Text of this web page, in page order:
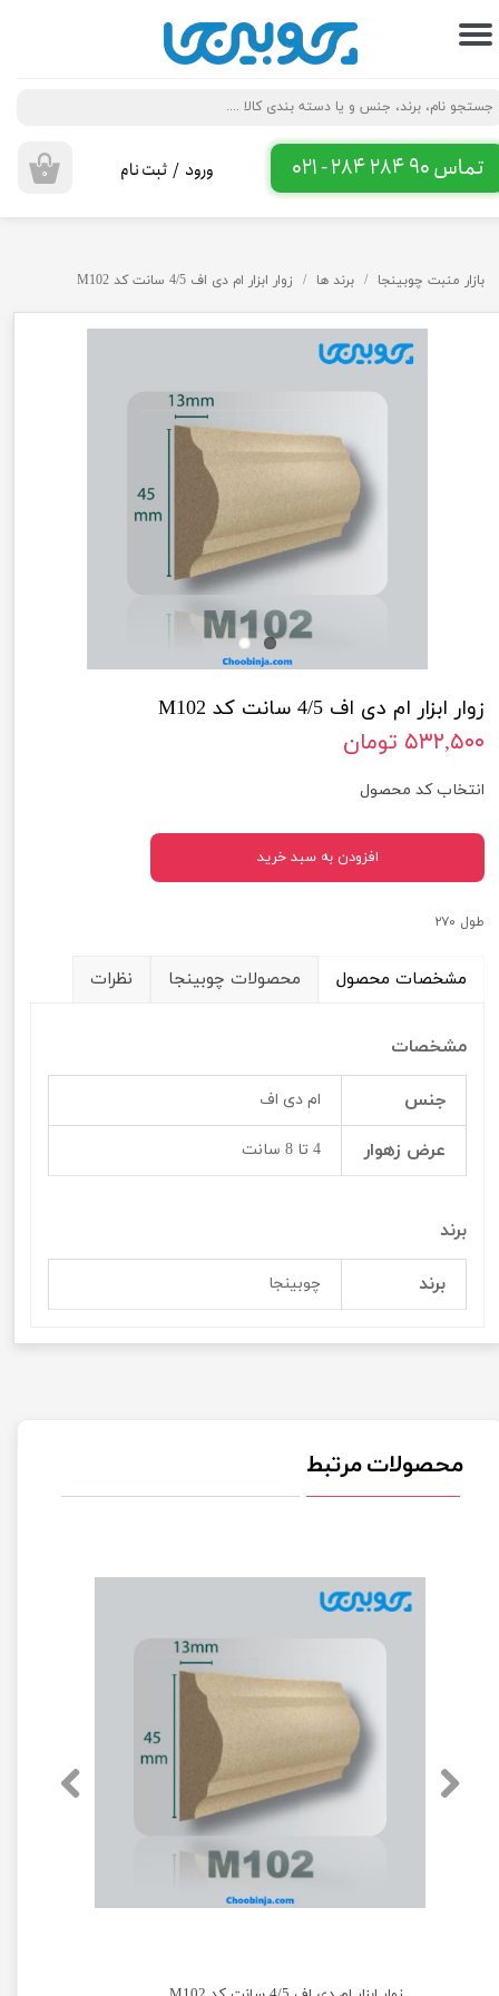
تماس 90 284 284 - 021 ۰ ورود / ثبت نام
حساب کاربری من
تغییر گذر واژه
سفارشات
خروج از حساب کاربری
بازار منبت چوبینجا برند ها زوار ابزار ام دی اف 4/5 سانت کد M102
زوار ابزار ام دی اف 4/5 سانت کد M102
۵۳۲,۵۰۰ تومان
طول ۲۷۰
انتخاب کد محصول
افزودن به سبد خرید
مشخصات محصول محصولات چوبینجا نظرات
مشخصات
جنس ام دی اف
عرض زهوار 4 تا 8 سانت
برند
برند چوبینجا
محصولات مرتبط